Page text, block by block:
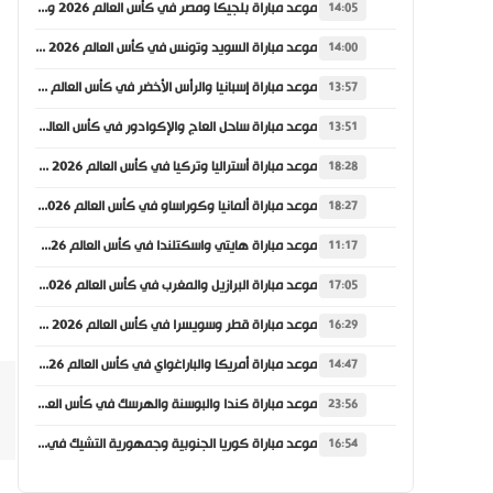
14:05 موعد مباراة بلجيكا ومصر في كأس العالم 2026 والقنوات الناقلة
14:00 موعد مباراة السويد وتونس في كأس العالم 2026 والقنوات الناقلة
13:57 موعد مباراة إسبانيا والرأس الأخضر في كأس العالم 2026 والقنوات الناقلة
13:51 موعد مباراة ساحل العاج والإكوادور في كأس العالم 2026 والقنوات الناقلة
18:28 موعد مباراة أستراليا وتركيا في كأس العالم 2026 والقنوات الناقلة
18:27 موعد مباراة ألمانيا وكوراساو في كأس العالم 2026 والقنوات الناقلة
11:17 موعد مباراة هايتي واسكتلندا في كأس العالم 2026 والقنوات الناقلة
17:05 موعد مباراة البرازيل والمغرب في كأس العالم 2026 والقنوات الناقلة
16:29 موعد مباراة قطر وسويسرا في كأس العالم 2026 والقنوات الناقلة
14:47 موعد مباراة أمريكا والباراغواي في كأس العالم 2026 والقنوات الناقلة
23:56 موعد مباراة كندا والبوسنة والهرسك في كأس العالم 2026 والقنوات الناقلة
16:54 موعد مباراة كوريا الجنوبية وجمهورية التشيك في كأس العالم 2026 والقنوات الناقلة